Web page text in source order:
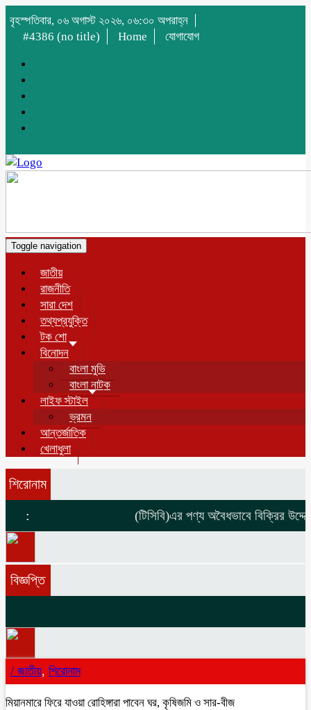
বৃহস্পতিবার, ০৬ অগাস্ট ২০২৬, ০৬:৩০ অপরাহ্ন
#4386 (no title)
Home যোগাযোগ
Toggle navigation
জাতীয়
রাজনীতি
সারা দেশ
তথ্যপ্রযুক্তি
টক শো
বিনোদন
বাংলা মুভি
বাংলা নাটক
লাইফ স্টাইল
ভ্রমন
আন্তর্জাতিক
খেলাধুলা
শিরোনাম
: (টিসিবি)এর পণ্য অবৈধভাবে বিক্রির
বিজ্ঞপ্তি
/ জাতীয়, শিরোনাম
মিয়ানমারে ফিরে যাওয়া রোহিঙ্গারা পাবেন ঘর, কৃষিজমি ও সার-বীজ